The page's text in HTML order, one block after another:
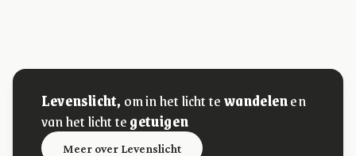
Levenslicht, om in het licht tewandelenen
van het licht tegetuigen
Meer over Levenslicht